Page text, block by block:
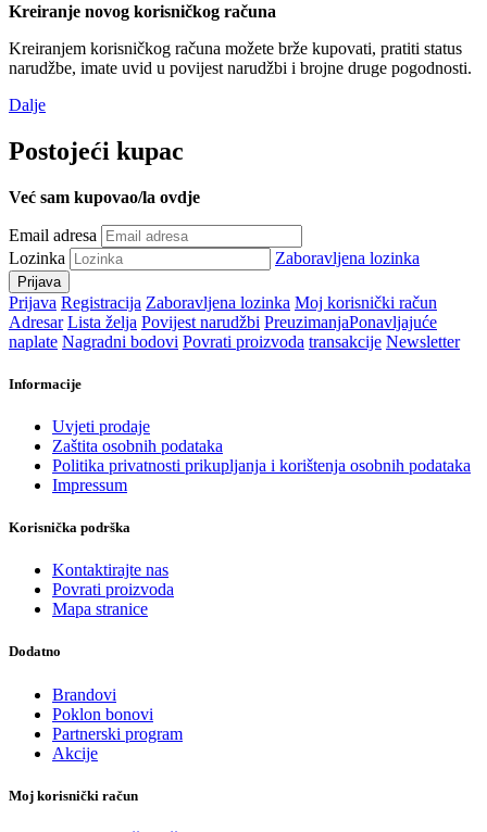
Kreiranje novog korisničkog računa
Kreiranjem korisničkog računa možete brže kupovati, pratiti status
narudžbe, imate uvid u povijest narudžbi i brojne druge pogodnosti.
Dalje
Postojeći kupac
Već sam kupovao/la ovdje
Email adresa
Lozinka
Zaboravljena lozinka
Prijava Registracija Zaboravljena lozinka Moj korisnički račun
Adresar Lista želja Povijest narudžbi PreuzimanjaPonavljajuće
naplate Nagradni bodovi Povrati proizvoda transakcije Newsletter
Informacije
Uvjeti prodaje
Zaštita osobnih podataka
Politika privatnosti prikupljanja i korištenja osobnih podataka
Impressum
Korisnička podrška
Kontaktirajte nas
Povrati proizvoda
Mapa stranice
Dodatno
Brandovi
Poklon bonovi
Partnerski program
Akcije
Moj korisnički račun